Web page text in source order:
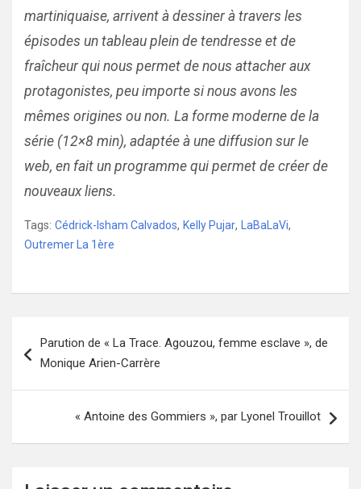
martiniquaise, arrivent à dessiner à travers les
épisodes un tableau plein de tendresse et de
fraîcheur qui nous permet de nous attacher aux
protagonistes, peu importe si nous avons les
mêmes origines ou non. La forme moderne de la
série (12×8 min), adaptée à une diffusion sur le
web, en fait un programme qui permet de créer de
nouveaux liens.
Tags: Cédrick-Isham Calvados, Kelly Pujar, LaBaLaVi,
Outremer La 1ère
de
Parution de « La Trace. Agouzou, femme esclave », de
Monique Arien-Carrère
« Antoine des Gommiers », par Lyonel Trouillot